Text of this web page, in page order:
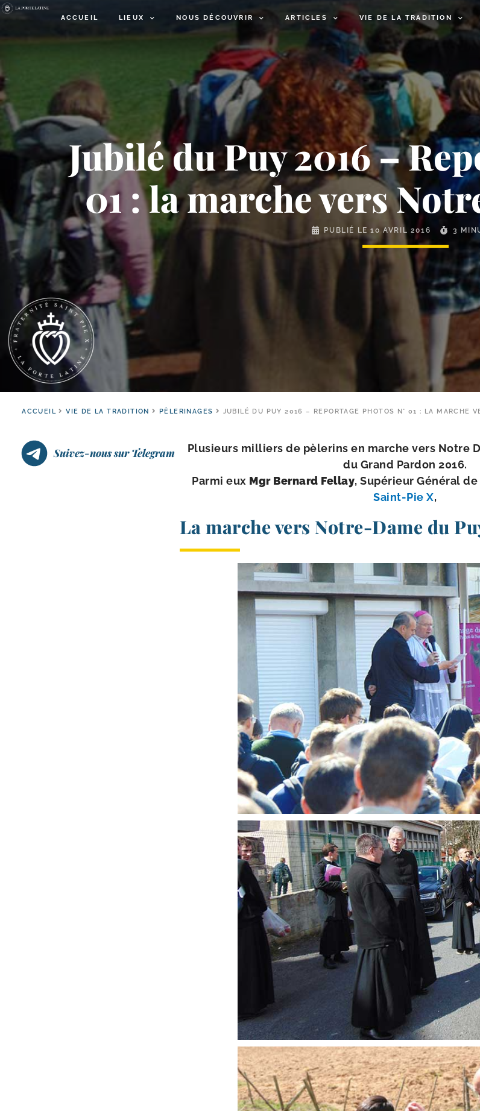
ACCUEIL LIEUX NOUS DÉCOUVRIR ARTICLES VIE DE LA TRADITION
Jubilé du Puy 2016 –
01 : la marche vers
PUBLIÉ LE10 AVRIL 2016 3
ACCUEIL VIE DE LA TRADITION PÈLERINAGES JUBILÉ DU PUY 2016 – REPORTAGE PHOTOS N° 01 : LA MARCHE
Suivez-nous sur Telegram
Plusieurs mil­liers de pèle­rins en marche vers Notre
du Grand Pardon 2016.
Parmi eux Mgr Bernard Fellay, Supérieur Général de
Saint-​Pie X,
La marche vers Notre-​Dame du